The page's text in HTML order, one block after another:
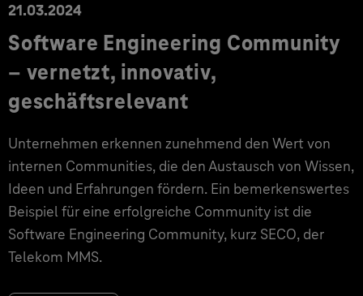
21.03.2024
Software Engineering Community
– vernetzt, innovativ,
geschäftsrelevant
Unternehmen erkennen zunehmend den Wert von
internen Communities, die den Austausch von Wissen,
Ideen und Erfahrungen fördern. Ein bemerkenswertes
Beispiel für eine erfolgreiche Community ist die
Software Engineering Community, kurz SECO, der
Telekom MMS.